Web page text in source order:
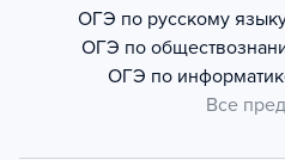
ОГЭ по русскому
ОГЭ по
ОГЭ по
Все